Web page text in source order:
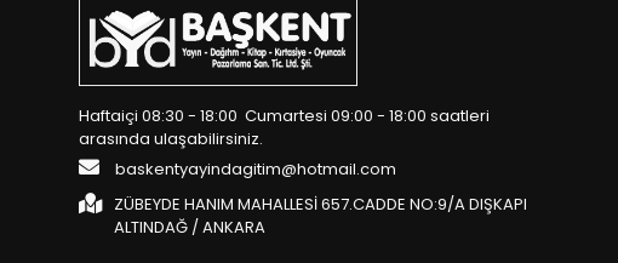
Haftaiçi 08:30 - 18:00 Cumartesi 09:00 - 18:00 saatleri
arasında ulaşabilirsiniz.
baskentyayindagitim@hotmail.com
ZÜBEYDE HANIM MAHALLESİ 657.CADDE NO:9/A DIŞKAPI
ALTINDAĞ / ANKARA